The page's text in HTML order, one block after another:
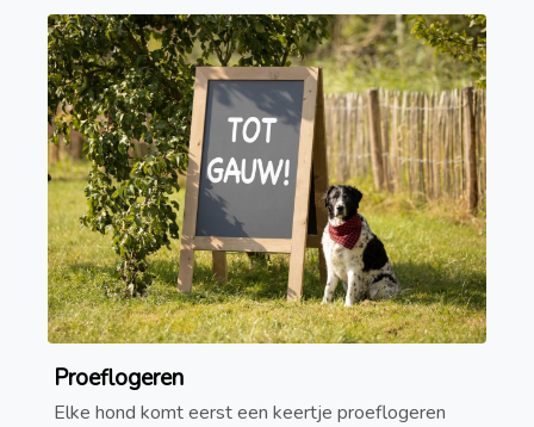
Proeflogeren
Elke hond komt eerst een keertje proeflogeren